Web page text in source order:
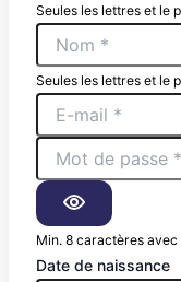
Seules les lettres et le
Seules les lettres et le
Min. 8 caractères
Date de naissance